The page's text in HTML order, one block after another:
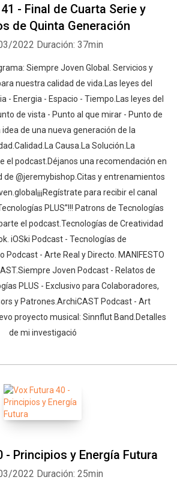
- Final de Cuarta Serie y
de Quinta Generación
2022 Duración: 37min
Siempre Joven Global. Servicios y
nuestra calidad de vida.Las leyes del
- Energia - Espacio - Tiempo.Las leyes del
de vista - Punto al que mirar - Punto de
de una nueva generación de la
Causa.La Solución.La
el podcast.Déjanos una recomendación en
de @jeremybishop.Citas y entrenamientos
para recibir el canal
PLUS”!!! Patrons de Tecnologías
el podcast.Tecnologías de Creatividad
iOSki Podcast - Tecnologías de
Podcast - Arte Real y Directo. MANIFESTO
Joven Podcast - Relatos de
PLUS - Exclusivo para Colaboradores,
y Patrones.ArchiCAST Podcast - Art
proyecto musical: Sinnflut Band.Detalles
de mi investigació
- Principios y Energía Futura
2022 Duración: 25min